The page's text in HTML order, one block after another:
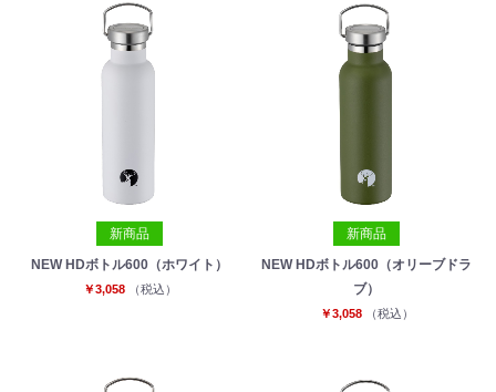
新商品
NEW HDボトル600（ホワイト）
￥3,058 （税込）
新商品
NEW HDボトル600（オリーブドラ
ブ）
￥3,058 （税込）